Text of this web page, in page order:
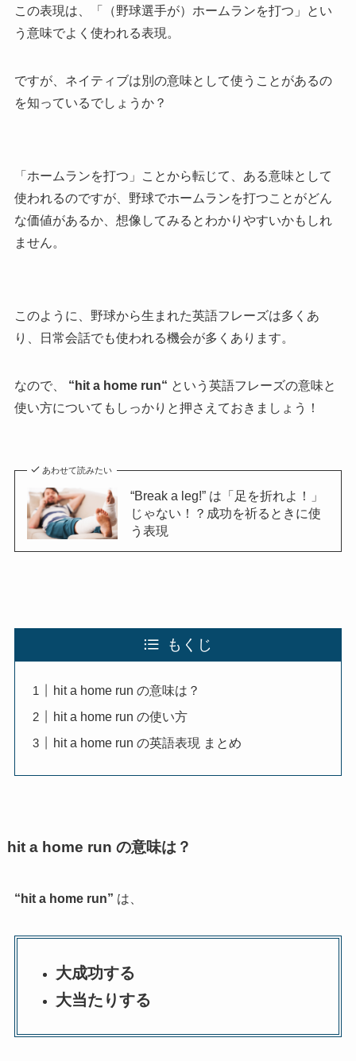
この表現は、「（野球選手が）ホームランを打つ」とい
う意味でよく使われる表現。
ですが、ネイティブは別の意味として使うことがあるの
を知っているでしょうか？
「ホームランを打つ」ことから転じて、ある意味として
使われるのですが、野球でホームランを打つことがどん
な価値があるか、想像してみるとわかりやすいかもしれ
ません。
このように、野球から生まれた英語フレーズは多くあ
り、日常会話でも使われる機会が多くあります。
なので、 “ hit a home run“ という英語フレーズの意味と
使い方についてもしっかりと押さえておきましょう！
あわせて読みたい
“Break a leg!” は「足を折れよ！」
じゃない！？成功を祈るときに使
う表現
もくじ
hit a home run の意味は？
hit a home run の使い方
hit a home run の英語表現 まとめ
hit a home run の意味は？
“hit a home run” は、
大成功する
大当たりする